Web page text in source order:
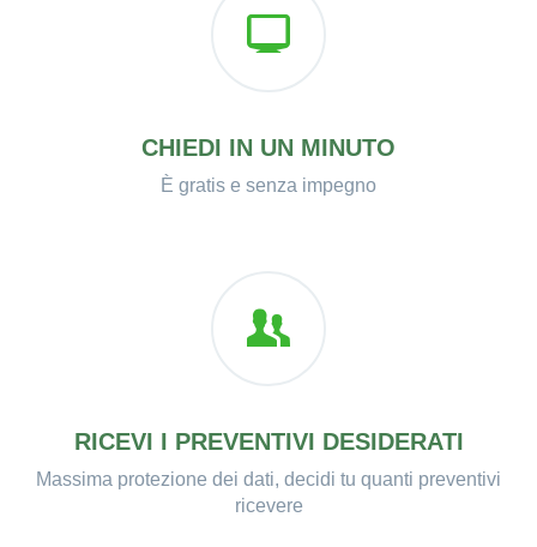
CHIEDI IN UN MINUTO
È gratis e senza impegno
RICEVI I PREVENTIVI DESIDERATI
Massima protezione dei dati, decidi tu quanti preventivi
ricevere